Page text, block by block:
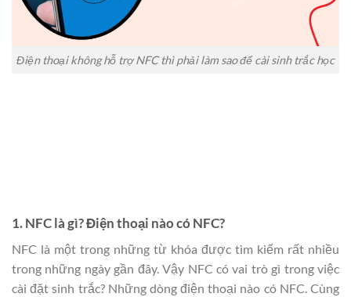
Điện thoại không hỗ trợ NFC thì phải làm sao để cài sinh trắc học
1. NFC là gì? Điện thoại nào có NFC?
NFC là một trong những từ khóa được tìm kiếm rất nhiều
trong những ngày gần đây. Vậy NFC có vai trò gì trong việc
cài đặt sinh trắc? Những dòng điện thoại nào có NFC. Cùng